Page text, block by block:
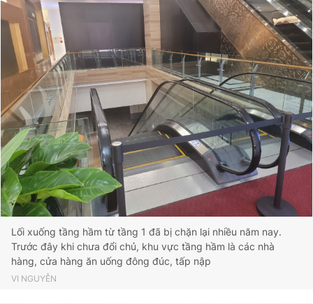
Lối xuống tầng hầm từ tầng 1 đã bị chặn lại nhiều năm nay.
Trước đây khi chưa đổi chủ, khu vực tầng hầm là các nhà
hàng, cửa hàng ăn uống đông đúc, tấp nập
VI NGUYỄN